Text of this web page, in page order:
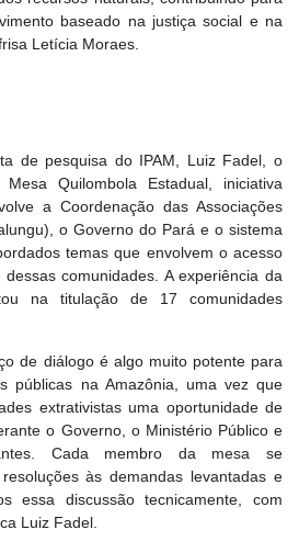
baseado na justiça social e na
Letícia Moraes.
de pesquisa do IPAM, Luiz Fadel, o
Quilombola Estadual, iniciativa
a Coordenação das Associações
o Governo do Pará e o sistema
temas que envolvem o acesso
comunidades. A experiência da
na titulação de 17 comunidades
de diálogo é algo muito potente para
públicas na Amazônia, uma vez que
extrativistas uma oportunidade de
o Governo, o Ministério Público e
Cada membro da mesa se
às demandas levantadas e
essa discussão tecnicamente, com
Luiz Fadel.